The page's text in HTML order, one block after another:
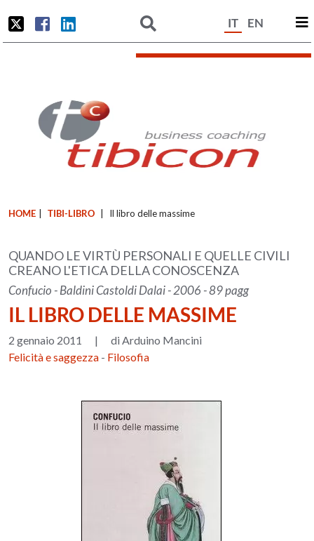
IT EN
HOME TIBI-LIBRO Il libro delle massime
QUANDO LE VIRTÙ PERSONALI E QUELLE CIVILI
CREANO L'ETICA DELLA CONOSCENZA
Confucio - Baldini Castoldi Dalai - 2006 - 89 pagg
IL LIBRO DELLE MASSIME
2 gennaio 2011 |
di Arduino Mancini
Felicità e saggezza - Filosofia